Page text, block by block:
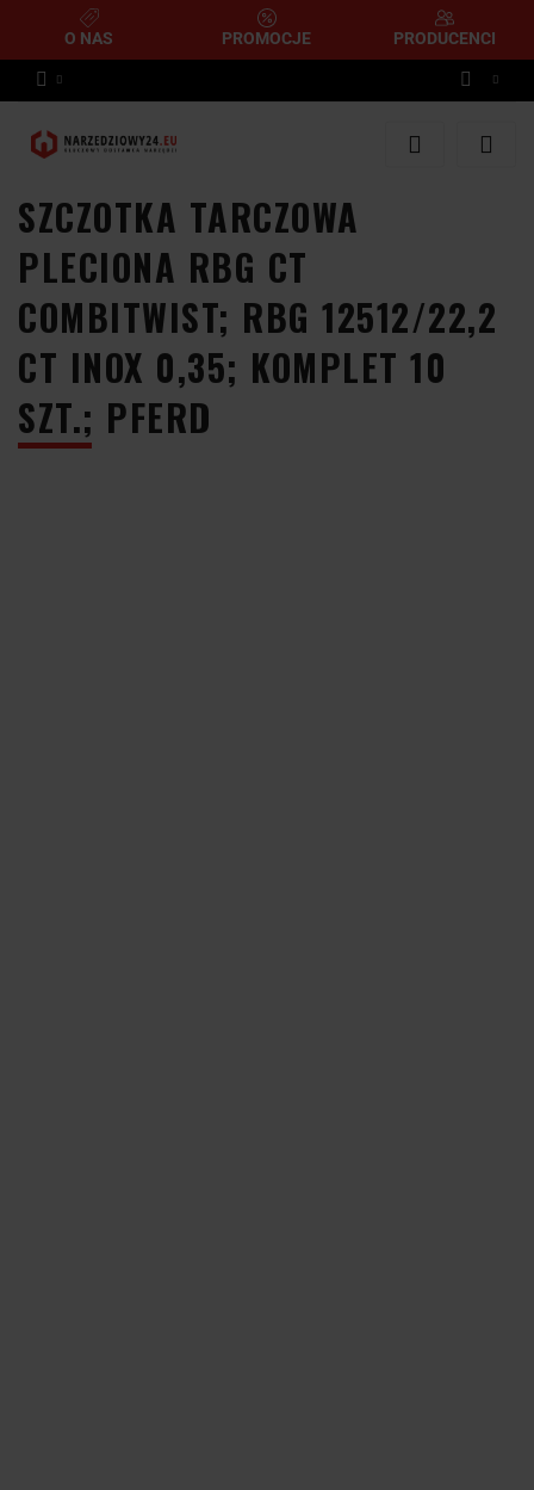
O NAS PROMOCJE PRODUCENCI
Zaloguj się
SZCZOTKA TARCZOWA
PLECIONA RBG CT
COMBITWIST; RBG 12512/22,2
CT INOX 0,35; KOMPLET 10
SZT.; PFERD